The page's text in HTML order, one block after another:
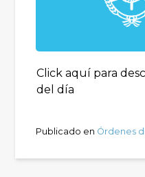
Click aquí para
del día
Publicado en Órdenes